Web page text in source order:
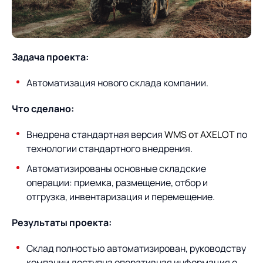
О компании
ИТ-аккредитация
Карьера
Партнеры
Продукты
Управление цепями
и транспортным парком
Интегрированное
планирование
Управление
контейнерным
консалтинг
Роботизация
Оборудование для склада
Услуги
консалтинг
Автоматизация
процессов
Техническое оснащение
Постпроектное
Облачные сервисы
компетенций
Новости
Мероприятия
СМИ о нас
Архив мероприятий
Проекты
Проекты
Контакты
Контакты
Академия
Задача проекта:
Автоматизация нового склада компании.
Что сделано:
Внедрена стандартная версияWMS от AXELOTпо
технологии стандартного внедрения.
Автоматизированы основные складские
операции: приемка, размещение, отбор и
отгрузка, инвентаризация и перемещение.
Результаты проекта:
Склад полностью автоматизирован, руководству